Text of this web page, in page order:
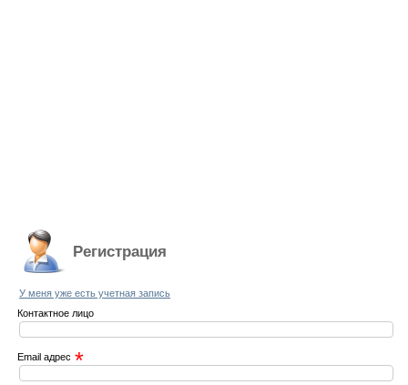
Регистрация
У меня уже есть учетная запись
Контактное лицо
Email адрес *